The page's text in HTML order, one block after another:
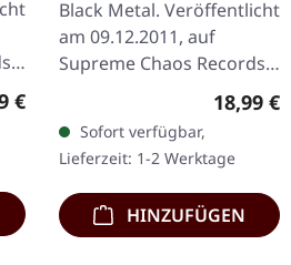
Preis:
€
Black Metal. Veröffentlicht
am 09.12.2011, auf
Supreme Chaos Records.
Transparentes Vinyl im
Gatefold-Cover, limitiert
auf 400 Exemplare, 180g
Vinyl.…
18,99 €
Sofort verfügbar,
Lieferzeit: 1-2 Werktage
HINZUFÜGEN